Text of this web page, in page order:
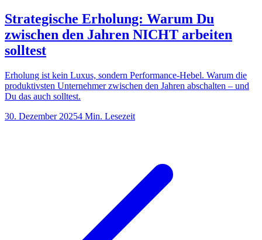
Strategische Erholung: Warum Du
zwischen den Jahren NICHT arbeiten
solltest
Erholung ist kein Luxus, sondern Performance-Hebel. Warum die
produktivsten Unternehmer zwischen den Jahren abschalten – und
Du das auch solltest.
30. Dezember 20254 Min. Lesezeit